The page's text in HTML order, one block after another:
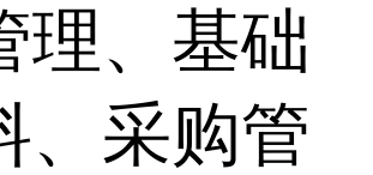
理、基础
、采购管